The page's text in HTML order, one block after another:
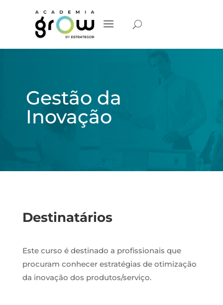
Gestão da
Inovação
Destinatários
Este curso é destinado a profissionais que
procuram conhecer estratégias de otimização
da inovação dos produtos/serviço.